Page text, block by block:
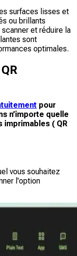
surfaces lisses et
ou brillants
et réduire la
sont
optimales.
pour
n’importe quelle
( QR
vous souhaitez
l'option